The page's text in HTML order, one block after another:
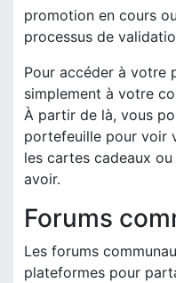
promotion en cours
processus de
Pour accéder à votre
simplement à votre
À partir de là, vous
portefeuille pour voir
les cartes cadeaux
avoir.
Forums
Les forums
plateformes pour